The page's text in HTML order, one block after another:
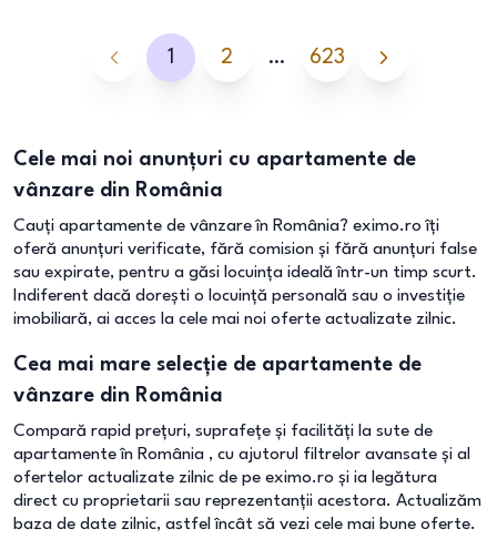
1 2 … 623
Cele mai noi anunțuri cu apartamente de
vânzare din România
Cauți apartamente de vânzare în România? eximo.ro îți
oferă anunțuri verificate, fără comision și fără anunțuri false
sau expirate, pentru a găsi locuința ideală într-un timp scurt.
Indiferent dacă dorești o locuință personală sau o investiție
imobiliară, ai acces la cele mai noi oferte actualizate zilnic.
Cea mai mare selecție de apartamente de
vânzare din România
Compară rapid prețuri, suprafețe și facilități la sute de
apartamente în România , cu ajutorul filtrelor avansate și al
ofertelor actualizate zilnic de pe eximo.ro și ia legătura
direct cu proprietarii sau reprezentanții acestora. Actualizăm
baza de date zilnic, astfel încât să vezi cele mai bune oferte.